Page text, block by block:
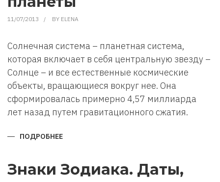
11/07/2013 BY ELENA
Солнечная система – планетная система,
которая включает в себя центральную звезду –
Солнце – и все естественные космические
объекты, вращающиеся вокруг нее. Она
сформировалась примерно 4,57 миллиарда
лет назад путем гравитационного сжатия.
ПОДРОБНЕЕ
ЕЕ
ПЛАНЕТЫ
Знаки Зодиака. Даты,